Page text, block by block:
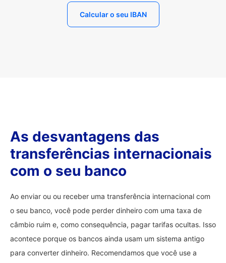
Calcular o seu IBAN
As desvantagens das
transferências internacionais
com o seu banco
Ao enviar ou ou receber uma transferência internacional com
o seu banco, você pode perder dinheiro com uma taxa de
câmbio ruim e, como consequência, pagar tarifas ocultas. Isso
acontece porque os bancos ainda usam um sistema antigo
para converter dinheiro. Recomendamos que você use a